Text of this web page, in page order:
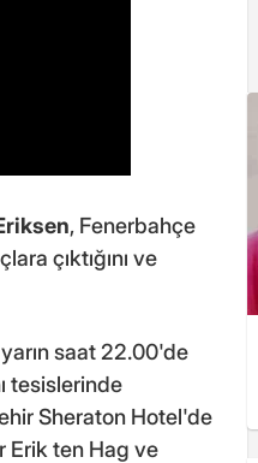
, Fenerbahçe
çıktığını ve
yarın saat 22.00'de
tesislerinde
Sheraton Hotel'de
Erik ten Hag ve